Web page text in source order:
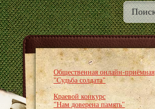
Общественная онлайн-приёмная
"Судьба солдата"
Краевой конкурс
"Нам доверена память"